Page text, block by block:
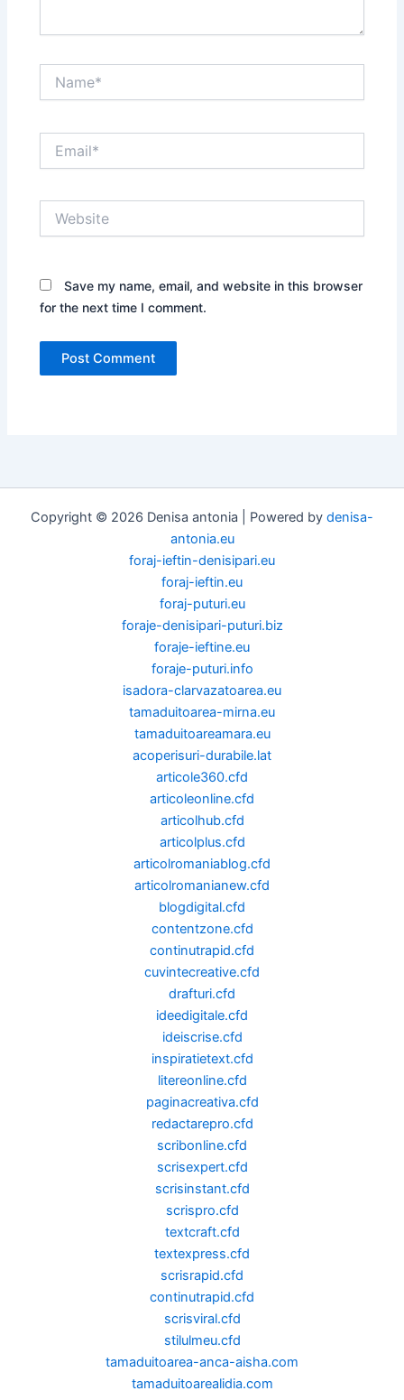
Save my name, email, and website in this browser
for the next time I comment.
Copyright © 2026 Denisa antonia | Powered by denisa-
antonia.eu
foraj-ieftin-denisipari.eu
foraj-ieftin.eu
foraj-puturi.eu
foraje-denisipari-puturi.biz
foraje-ieftine.eu
foraje-puturi.info
isadora-clarvazatoarea.eu
tamaduitoarea-mirna.eu
tamaduitoareamara.eu
acoperisuri-durabile.lat
articole360.cfd
articoleonline.cfd
articolhub.cfd
articolplus.cfd
articolromaniablog.cfd
articolromanianew.cfd
blogdigital.cfd
contentzone.cfd
continutrapid.cfd
cuvintecreative.cfd
drafturi.cfd
ideedigitale.cfd
ideiscrise.cfd
inspiratietext.cfd
litereonline.cfd
paginacreativa.cfd
redactarepro.cfd
scribonline.cfd
scrisexpert.cfd
scrisinstant.cfd
scrispro.cfd
textcraft.cfd
textexpress.cfd
scrisrapid.cfd
continutrapid.cfd
scrisviral.cfd
stilulmeu.cfd
tamaduitoarea-anca-aisha.com
tamaduitoarealidia.com